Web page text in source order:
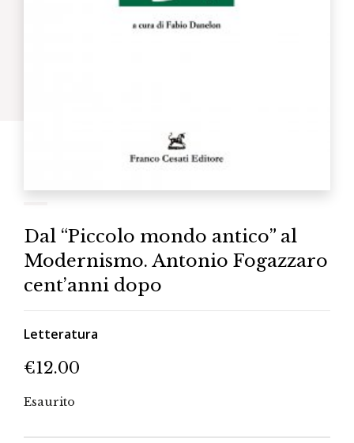
Dal “Piccolo mondo antico” al
Modernismo. Antonio Fogazzaro
cent’anni dopo
Letteratura
€12.00
Esaurito